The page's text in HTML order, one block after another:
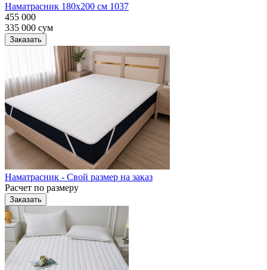
Наматрасник 180х200 см 1037
455 000
335 000 сум
Заказать
Наматрасник - Свой размер на заказ
Расчет по размеру
Заказать